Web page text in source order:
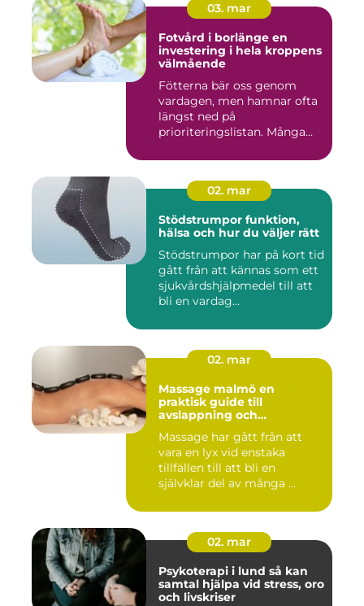
03. mar
Fotvård i borlänge en
investering i hela kroppens
välmående
Fötterna bär oss genom
vardagen, men hamnar ofta
längst ned på
prioriteringslistan. Många
02. mar
Stödstrumpor funktion,
hälsa och hur du väljer rätt
Stödstrumpor har på kort tid
gått från att kännas som ett
sjukvårdshjälpmedel till att
bli en vardag...
02. mar
Massage malmö en
praktisk guide till
avslappning och
Massage har gått från att
vara en lyx vid enstaka
tillfällen till att bli en
självklar del av många ...
02. mar
Psykoterapi i lund så kan
samtal hjälpa vid stress, oro
och livskriser